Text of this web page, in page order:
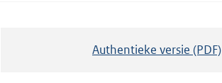
Authentieke versie (PDF)